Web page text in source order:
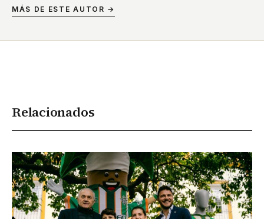
MÁS DE ESTE AUTOR →
Relacionados